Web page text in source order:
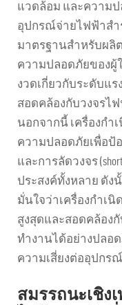
แวดล้อม และความ
อุปกรณ์จ่ายไฟฟ้าสำ
มาตรฐานสำหรับผลิ
ความปลอดภัยของผู้
งวดเกี่ยวกับระดับแ
สอดคล้องกับวงจรไ
นอกจากนี้ เครื่องก
ความปลอดภัยเพื่อป้อ
และการลัดวงจร
ประสงค์ทั้งหลาย ดัง
มั่นใจว่าเครื่องกำเ
สูงสุดและสอดคล้อง
ทำงานได้อย่างปลอ
ความเสี่ยงต่ออุปกร
สมรรถนะเชิง